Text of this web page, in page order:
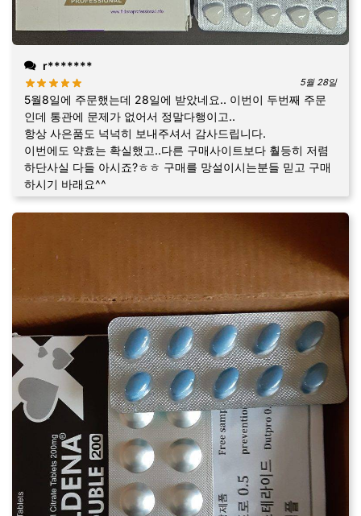
r*******
5월 28일
5월8일에 주문했는데 28일에 받았네요.. 이번이 두번째 주문
인데 통관에 문제가 없어서 정말다행이고..
항상 사은품도 넉넉히 보내주셔서 감사드립니다.
이번에도 약효는 확실했고..다른 구매사이트보다 훨등히 저렴
하단사실 다들 아시죠?ㅎㅎ 구매를 망설이시는분들 믿고 구매
하시기 바래요^^